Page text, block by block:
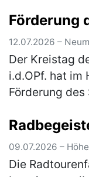
Besucher
Förderung
12.07.2026 –
Der Kreistag
i.d.OPf. hat im
Förderung
können aus
werden, …
09.07.2026 –
Die